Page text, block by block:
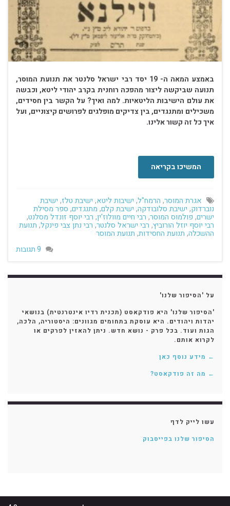
באמצע המאה ה- 19 יסד רבי ישראל סלנטר את תנועת המוסר,
תנועה שביקשה ליצור מהפכה רוחנית בקרב יהודי ליטא, וכבשה
את עולם הישיבות הליטאיות. למה ואיך? על הקשר בין חסידים,
משכילים ומתנגדים, בין צדיקים מופלגים לפרושים קיצוניים, ועל
איך כל זה קשור אלינו.
המשיכו בקריאה
אגרת המוסר, הרמח"ל, ישיבות ליטא, ישיבת טלז, ישיבת
נוברדוק, ישיבת סלובודקה, ישיבת קלם, מתנגדים, ספר מסילת
ישרים, פולמוס המוסר, רבי חיים מוולוז'ין, רבי יוסף זונדל מסלנט,
רבי יוסף יוזל הורוביץ, רבי ישראל סלנטר, רבי נתן צבי פינקל, תנועת
ההשכלה, תנועת החסידות, תנועת המוסר
9 תגובות
על 'הסיפור שלנו'
'הסיפור שלנו' היא פודקאסט (תכנית רדיו אינטרנטית) בנושאי
יהדות ויהודים. היא עוסקת בתחומים מגוונים: היסטוריה, הלכה,
הגות ועוד. בכל פרק - נושא חדש. ניתן להאזין לפרקים או
לקרוא אותם.
← מידע נוסף כאן
← מה זה פודקאסט?
עשו לייק לדף
הסיפור שלנו בפייסבוק